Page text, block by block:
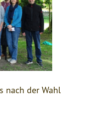
nach der Wahl